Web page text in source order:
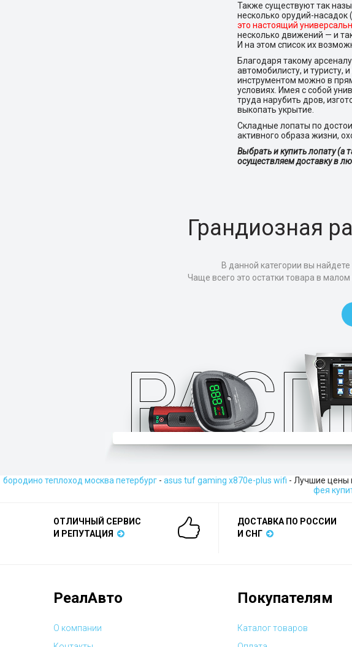
Также существуют так
несколько орудий-насадок
это настоящий
несколько движений — и
И на этом список их
Благодаря такому
автомобилисту, и туристу,
инструментом можно в
условиях. Имея с собой
труда нарубить дров,
выкопать укрытие.
Складные лопаты по
активного образа жизни,
Выбрать и купить лопату (а
осуществляем доставку в
Грандиозная
В данной категории вы
Чаще всего это остатки товара в
бородино теплоход москва петербург- asus tuf gaming x870e-plus wifi - Лучшие цены
фея
ОТЛИЧНЫЙ СЕРВИС
И РЕПУТАЦИЯ
ДОСТАВКА ПО РОССИИ
И СНГ
РеалАвто
О компании
Покупателям
Каталог товаров